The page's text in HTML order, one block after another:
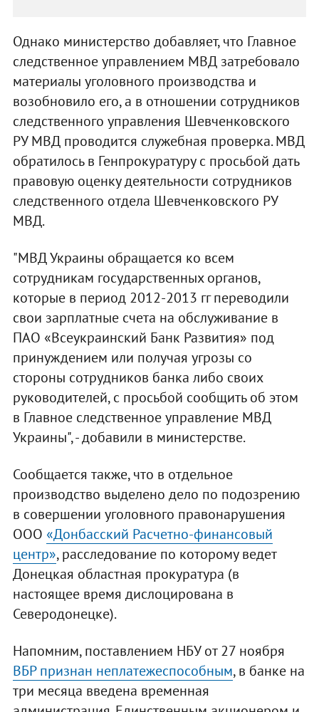
Однако министерство добавляет, что Главное
следственное управлением МВД затребовало
материалы уголовного производства и
возобновило его, а в отношении сотрудников
следственного управления Шевченковского
РУ МВД проводится служебная проверка. МВД
обратилось в Генпрокуратуру с просьбой дать
правовую оценку деятельности сотрудников
следственного отдела Шевченковского РУ
МВД.
"МВД Украины обращается ко всем
сотрудникам государственных органов,
которые в период 2012-2013 гг переводили
свои зарплатные счета на обслуживание в
ПАО «Всеукраинский Банк Развития» под
принуждением или получая угрозы со
стороны сотрудников банка либо своих
руководителей, с просьбой сообщить об этом
в Главное следственное управление МВД
Украины", - добавили в министерстве.
Сообщается также, что в отдельное
производство выделено дело по подозрению
в совершении уголовного правонарушения
ООО «Донбасский Расчетно-финансовый
центр», расследование по которому ведет
Донецкая областная прокуратура (в
настоящее время дислоцирована в
Северодонецке).
Напомним, поставлением НБУ от 27 ноября
ВБР признан неплатежеспособным, в банке на
три месяца введена временная